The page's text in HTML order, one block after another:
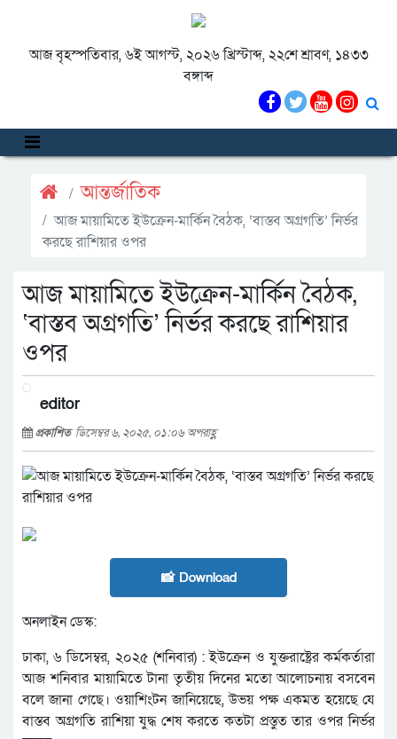
আজ বৃহস্পতিবার, ৬ই আগস্ট, ২০২৬ খ্রিস্টাব্দ, ২২শে শ্রাবণ, ১৪৩৩
বঙ্গাব্দ
আন্তর্জাতিক
আজ মায়ামিতে ইউক্রেন-মার্কিন বৈঠক, ‘বাস্তব অগ্রগতি’ নির্ভর
করছে রাশিয়ার ওপর
আজ মায়ামিতে ইউক্রেন-মার্কিন বৈঠক,
‘বাস্তব অগ্রগতি’ নির্ভর করছে রাশিয়ার
ওপর
editor
প্রকাশিত ডিসেম্বর ৬, ২০২৫, ০১:০৬ অপরাহ্ণ
📸 Download
অনলাইন ডেস্ক:
ঢাকা, ৬ ডিসেম্বর, ২০২৫ (শনিবার) : ইউক্রেন ও যুক্তরাষ্ট্রের কর্মকর্তারা
আজ শনিবার মায়ামিতে টানা তৃতীয় দিনের মতো আলোচনায় বসবেন
বলে জানা গেছে। ওয়াশিংটন জানিয়েছে, উভয় পক্ষ একমত হয়েছে যে
বাস্তব অগ্রগতি রাশিয়া যুদ্ধ শেষ করতে কতটা প্রস্তুত তার ওপর নির্ভর